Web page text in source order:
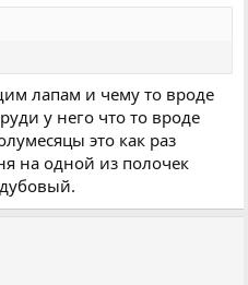
лапам и чему то вроде
у него что то вроде
это как раз
на одной из полочек